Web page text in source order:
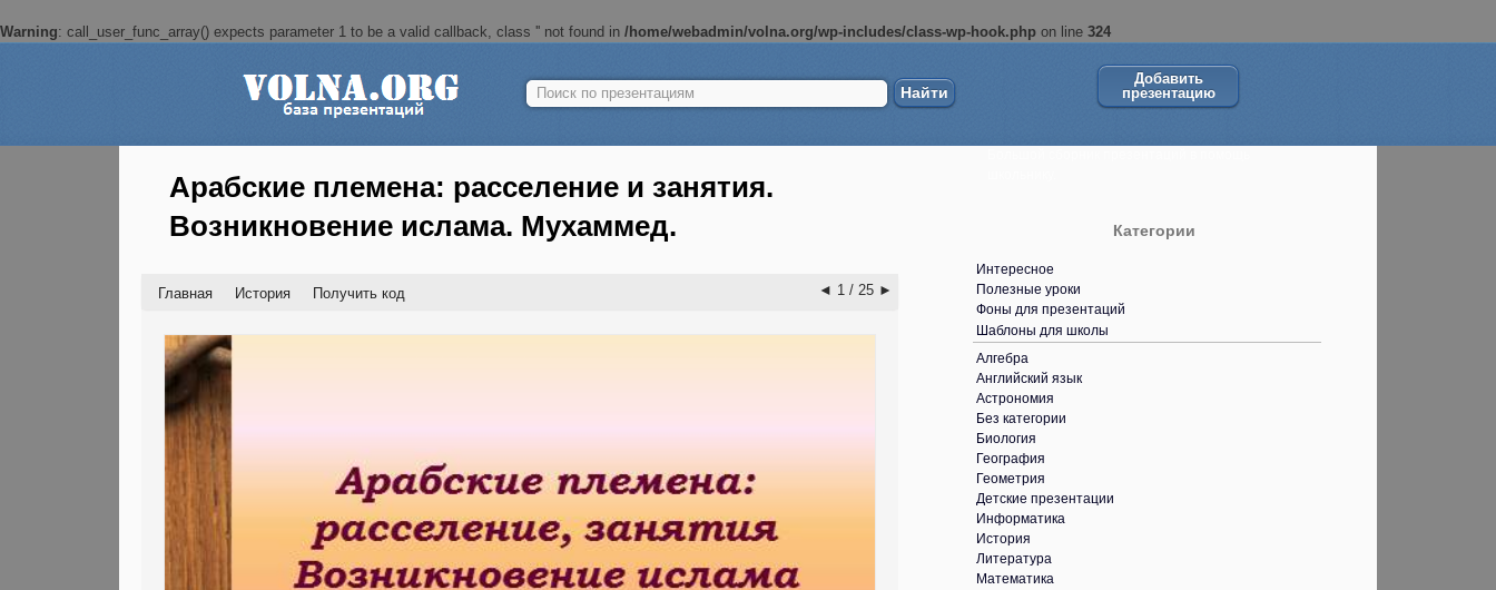
Warning: call_user_func_array() expects parameter 1 to be a valid callback, class '' not found in /home/webadmin/volna.org/wp-includes/class-wp-hook.php on line 324
Найти:
Добавить
презентацию
Арабские племена: расселение и занятия.
Возникновение ислама. Мухаммед.
Главная История Получить код ◄ 1 / 25 ►
Категории
Интересное
Полезные уроки
Фоны для презентаций
Шаблоны для школы
Алгебра
Английский язык
Астрономия
Без категории
Биология
География
Геометрия
Детские презентации
Информатика
История
Литература
Математика